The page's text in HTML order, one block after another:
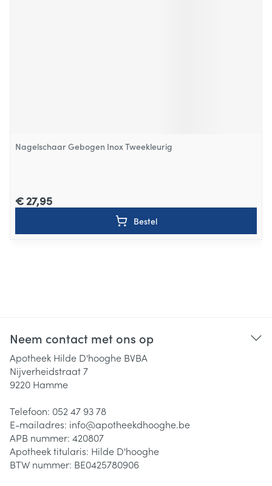
Nagelschaar Gebogen Inox Tweekleurig
€ 27,95
Bestel
Neem contact met ons op
Apotheek Hilde D'hooghe BVBA
Nijverheidstraat 7
9220 Hamme
Telefoon: 052 47 93 78
E-mailadres: info@apotheekdhooghe.be
APB nummer: 420807
Apotheek titularis: Hilde D'hooghe
BTW nummer: BE0425780906